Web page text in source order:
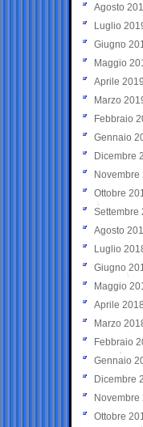
Agosto
Luglio
Giugno
Maggio
Aprile 2019
Marzo
Febbraio
Gennaio
Dicembre
Novembre
Ottobre
Settembre
Agosto
Luglio
Giugno
Maggio
Aprile 2018
Marzo
Febbraio
Gennaio
Dicembre
Novembre
Ottobre